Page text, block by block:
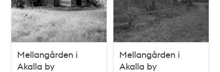
Mellangården i
Akalla by
Mellangården i
Akalla by